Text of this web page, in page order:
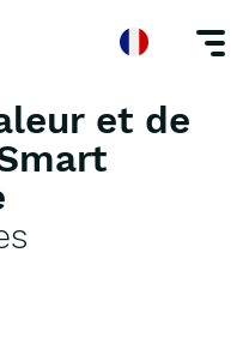
et de froid Méridia Smart
et de